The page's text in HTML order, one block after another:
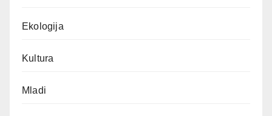
Ekologija
Kultura
Mladi